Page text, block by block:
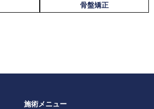
骨盤矯正
施術メニュー